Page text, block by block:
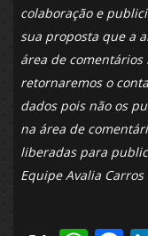
colaboração e
sua proposta que a
área de
retornaremos o
dados pois não os
na área de
liberadas para
Equipe Avalia Carros